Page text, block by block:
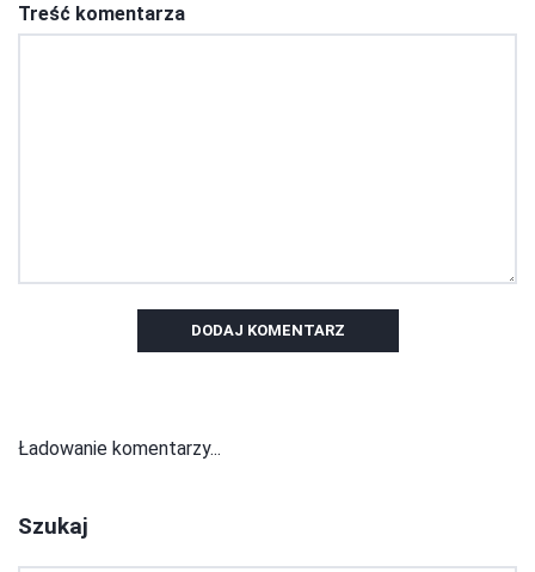
Treść komentarza
DODAJ KOMENTARZ
Ładowanie komentarzy...
Szukaj